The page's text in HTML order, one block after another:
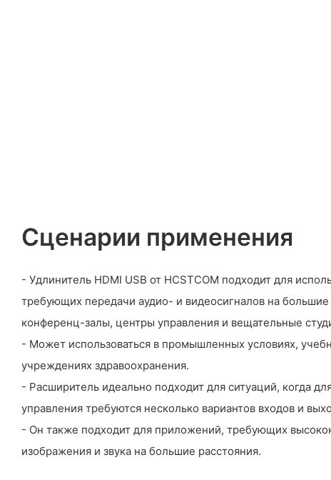
Сценарии применения
- Удлинитель HDMI USB от HCSTCOM подходит для
требующих передачи аудио- и видеосигналов на большие
конференц-залы, центры управления и вещательные
- Может использоваться в промышленных условиях,
учреждениях здравоохранения.
- Расширитель идеально подходит для ситуаций, когда
управления требуются несколько вариантов входов и
- Он также подходит для приложений, требующих
изображения и звука на большие расстояния.